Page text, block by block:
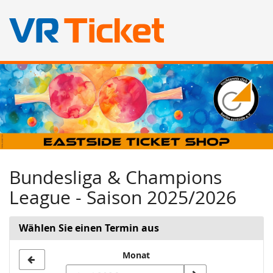
Zum
Haupt-
Inhalt
springen
Bundesliga & Champions
League - Saison 2025/2026
Wählen Sie einen Termin aus
Monat